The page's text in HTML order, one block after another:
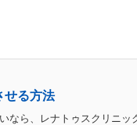
せる方法
なら、レナトゥスクリニ